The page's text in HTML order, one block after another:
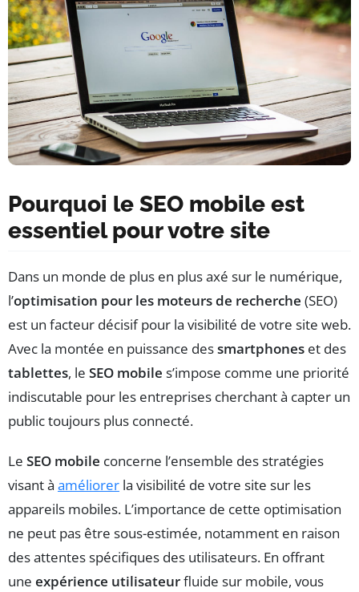
Pourquoi le SEO mobile est
essentiel pour votre site
Dans un monde de plus en plus axé sur le numérique,
l’optimisation pour les moteurs de recherche (SEO)
est un facteur décisif pour la visibilité de votre site web.
Avec la montée en puissance dessmartphones et des
tablettes, le SEO mobile s’impose comme une priorité
indiscutable pour les entreprises cherchant à capter un
public toujours plus connecté.
Le SEO mobile concerne l’ensemble des stratégies
visant à améliorer la visibilité de votre site sur les
appareils mobiles. L’importance de cette optimisation
ne peut pas être sous-estimée, notamment en raison
des attentes spécifiques des utilisateurs. En offrant
une expérience utilisateurfluide sur mobile, vous